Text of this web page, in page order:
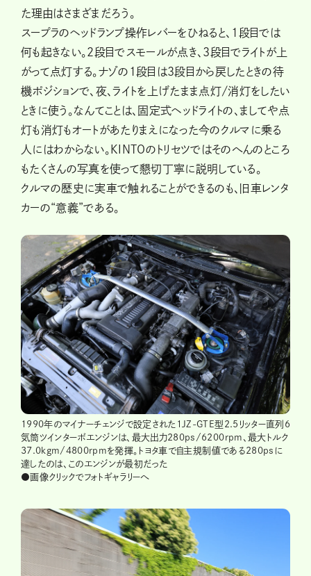
た理由はさまざまだろう。
スープラのヘッドランプ操作レバーをひねると、1段目では
何も起きない。2段目でスモールが点き、3段目でライトが上
がって点灯する。ナゾの1段目は3段目から戻したときの待
機ポジションで、夜、ライトを上げたまま点灯/消灯をしたい
ときに使う。なんてことは、固定式ヘッドライトの、ましてや点
灯も消灯もオートがあたりまえになった今のクルマに乗る
人にはわからない。KINTOのトリセツではそのへんのところ
もたくさんの写真を使って懇切丁寧に説明している。
クルマの歴史に実車で触れることができるのも、旧車レンタ
カーの“意義”である。
1990年のマイナーチェンジで設定された1JZ-GTE型2.5リッター直列6
気筒ツインターボエンジンは、最大出力280ps/6200rpm、最大トルク
37.0kgm/4800rpmを発揮。トヨタ車で自主規制値である280psに
達したのは、このエンジンが最初だった
●画像クリックでフォトギャラリーへ